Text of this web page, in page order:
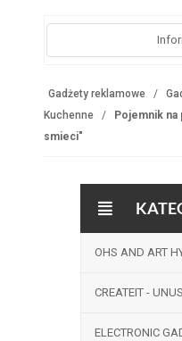
Gadżety reklamowe
Kuchenne
Pojemnik na
smieci"
OHS AND ART
CREATEIT -
ELECTRONIC